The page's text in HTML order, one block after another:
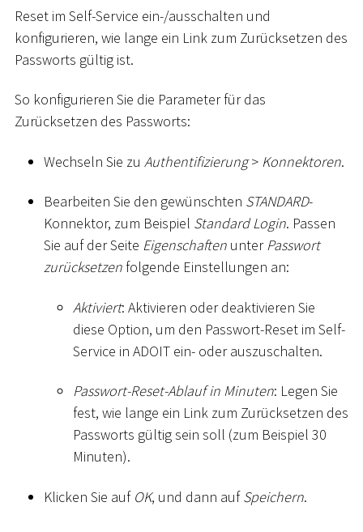
Reset im Self-Service ein-/ausschalten und
konfigurieren, wie lange ein Link zum Zurücksetzen des
Passworts gültig ist.
So konfigurieren Sie die Parameter für das
Zurücksetzen des Passworts:
Wechseln Sie zu Authentifizierung > Konnektoren.
Bearbeiten Sie den gewünschten STANDARD-
Konnektor, zum Beispiel Standard Login. Passen
Sie auf der Seite Eigenschaften unterPasswort
zurücksetzen folgende Einstellungen an:
Aktiviert: Aktivieren oder deaktivieren Sie
diese Option, um den Passwort-Reset im Self-
Service in ADOIT ein- oder auszuschalten.
Passwort-Reset-Ablauf in Minuten: Legen Sie
fest, wie lange ein Link zum Zurücksetzen des
Passworts gültig sein soll (zum Beispiel 30
Minuten).
Klicken Sie auf OK, und dann aufSpeichern.